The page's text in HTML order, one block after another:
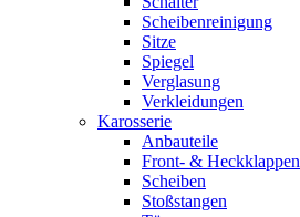
Scheibenreinigung
Sitze
Spiegel
Verglasung
Verkleidungen
Karosserie
Anbauteile
Front- & Heckklappen
Scheiben
Stoßstangen